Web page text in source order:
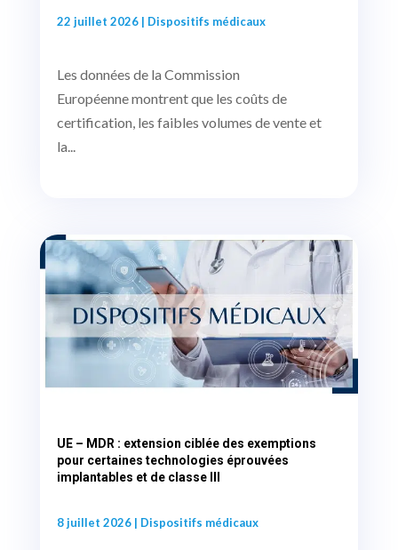
22 juillet 2026| Dispositifs médicaux
Les données de la Commission
Européenne montrent que les coûts de
certification, les faibles volumes de vente et
la...
UE – MDR : extension ciblée des exemptions
pour certaines technologies éprouvées
implantables et de classe III
8 juillet 2026| Dispositifs médicaux